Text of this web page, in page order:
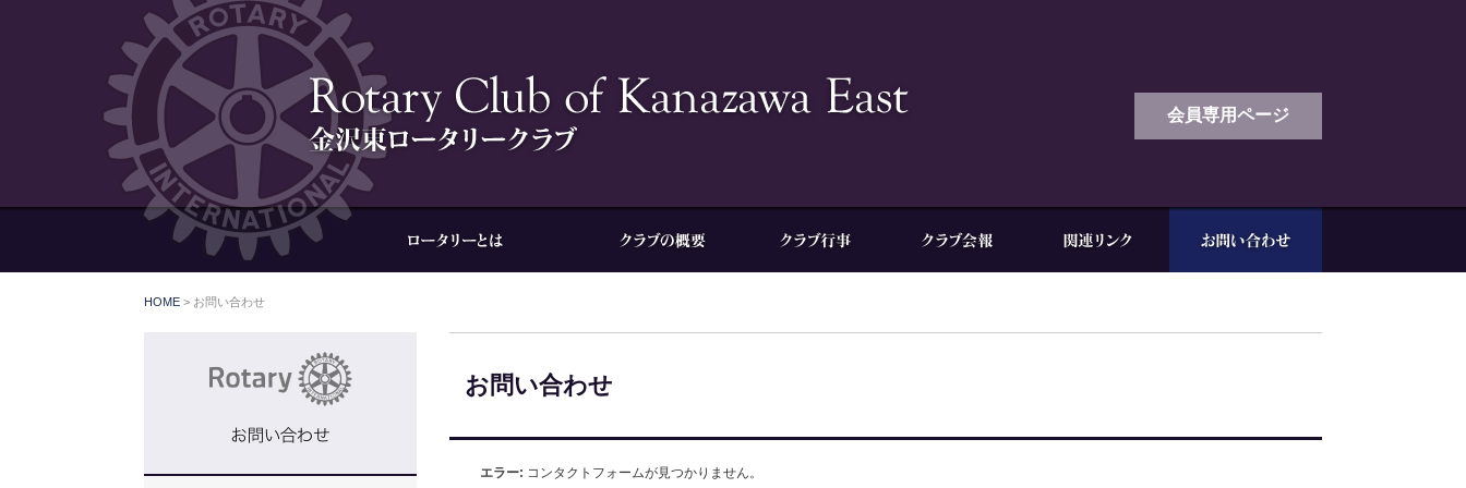
会員専用ページ
HOME > お問い合わせ
お問い合わせ
エラー: コンタクトフォームが見つかりません。